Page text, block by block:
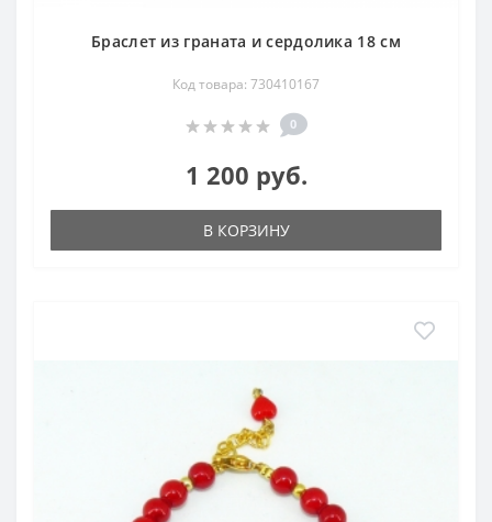
Браслет из граната и сердолика 18 см
Код товара: 730410167
0
1 200 руб.
В КОРЗИНУ